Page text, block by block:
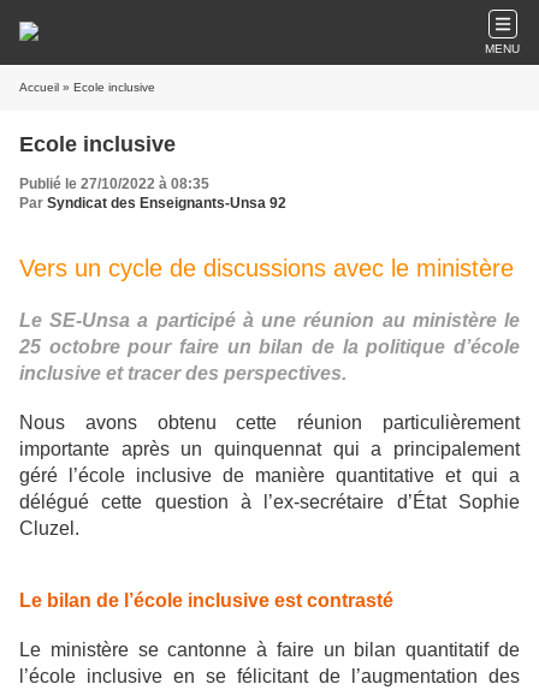
MENU
Accueil » Ecole inclusive
Ecole inclusive
Publié le 27/10/2022 à 08:35
Par Syndicat des Enseignants-Unsa 92
Vers un cycle de discussions avec le ministère
Le SE-Unsa a participé à une réunion au ministère le
25 octobre pour faire un bilan de la politique d’école
inclusive et tracer des perspectives.
Nous avons obtenu cette réunion particulièrement
importante après un quinquennat qui a principalement
géré l’école inclusive de manière quantitative et qui a
délégué cette question à l’ex-secrétaire d’État Sophie
Cluzel.
Le bilan de l’école inclusive est contrasté
Le ministère se cantonne à faire un bilan quantitatif de
l’école inclusive en se félicitant de l’augmentation des